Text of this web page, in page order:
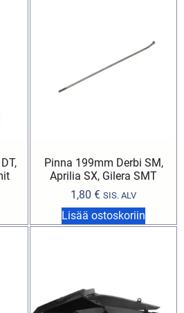
Pinna 199mm Derbi SM,
Aprilia SX, Gilera SMT
1,80 € SIS. ALV
Lisää ostoskoriin